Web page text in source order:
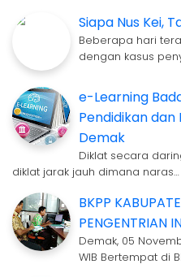
Siapa Nus Kei,
Beberapa hari
dengan kasus
e-Learning
Pendidikan
Demak
Diklat secara
diklat jarak jauh dimana naras…
BKPP
PENGENTRIAN
Demak, 05
WIB Bertempat di